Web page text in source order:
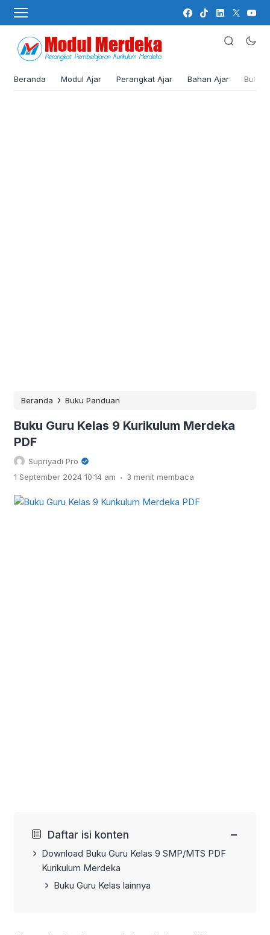
Beranda Modul Ajar Perangkat Ajar Bahan Ajar Buku
Beranda › Buku Panduan
Buku Guru Kelas 9 Kurikulum Merdeka
PDF
Supriyadi Pro
1 September 2024 10:14 am . 3 menit membaca
Daftar isi konten −
Download Buku Guru Kelas 9 SMP/MTS PDF
Kurikulum Merdeka
Buku Guru Kelas lainnya